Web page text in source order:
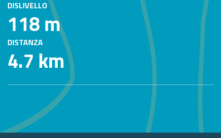
DISLIVELLO
118 m
DISTANZA
4.7 km